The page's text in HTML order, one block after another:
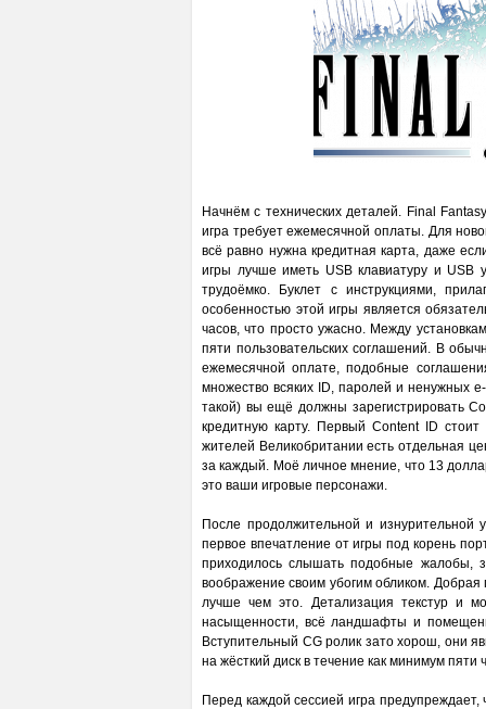
Начнём с технических деталей. Final
игра требует ежемесячной оплаты. Для
всё равно нужна кредитная карта, даже
игры лучше иметь USB клавиатуру и USB
трудоёмко. Буклет с инструкциями,
особенностью этой игры является
часов, что просто ужасно. Между
пяти пользовательских соглашений. В
ежемесячной оплате, подобные
множество всяких ID, паролей и ненужных
такой) вы ещё должны зарегистрировать
кредитную карту. Первый Content ID
жителей Великобритании есть отдельная
за каждый. Моё личное мнение, что 13
это ваши игровые персонажи.
После продолжительной и изнурительной
первое впечатление от игры под корень
приходилось слышать подобные жалобы,
воображение своим убогим обликом. Добрая
лучше чем это. Детализация текстур и
насыщенности, всё ландшафты и
Вступительный CG ролик зато хорош, они
на жёсткий диск в течение как минимум пяти
Перед каждой сессией игра